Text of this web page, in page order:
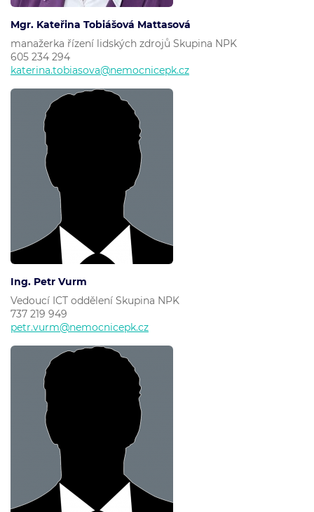
Mgr. Kateřina Tobiášová Mattasová
manažerka řízení lidských zdrojů Skupina NPK
605 234 294
katerina.tobiasova@nemocnicepk.cz
Ing. Petr Vurm
Vedoucí ICT oddělení Skupina NPK
737 219 949
petr.vurm@nemocnicepk.cz